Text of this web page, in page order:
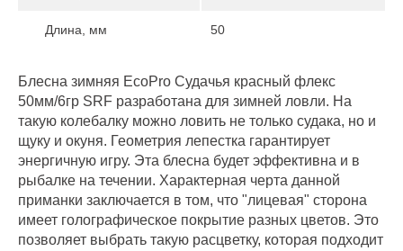
Длина, мм 50
Блесна зимняя EcoPro Судачья красный флекс
50мм/6гр SRF разработана для зимней ловли. На
такую колебалку можно ловить не только судака, но и
щуку и окуня. Геометрия лепестка гарантирует
энергичную игру. Эта блесна будет эффективна и в
рыбалке на течении. Характерная черта данной
приманки заключается в том, что "лицевая" сторона
имеет голографическое покрытие разных цветов. Это
позволяет выбрать такую расцветку, которая подходит